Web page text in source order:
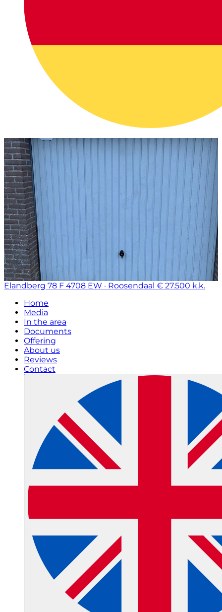
Elandberg 78 F 4708 EW · Roosendaal € 27.500 k.k.
Home
Media
In the area
Documents
Offering
About us
Reviews
Contact